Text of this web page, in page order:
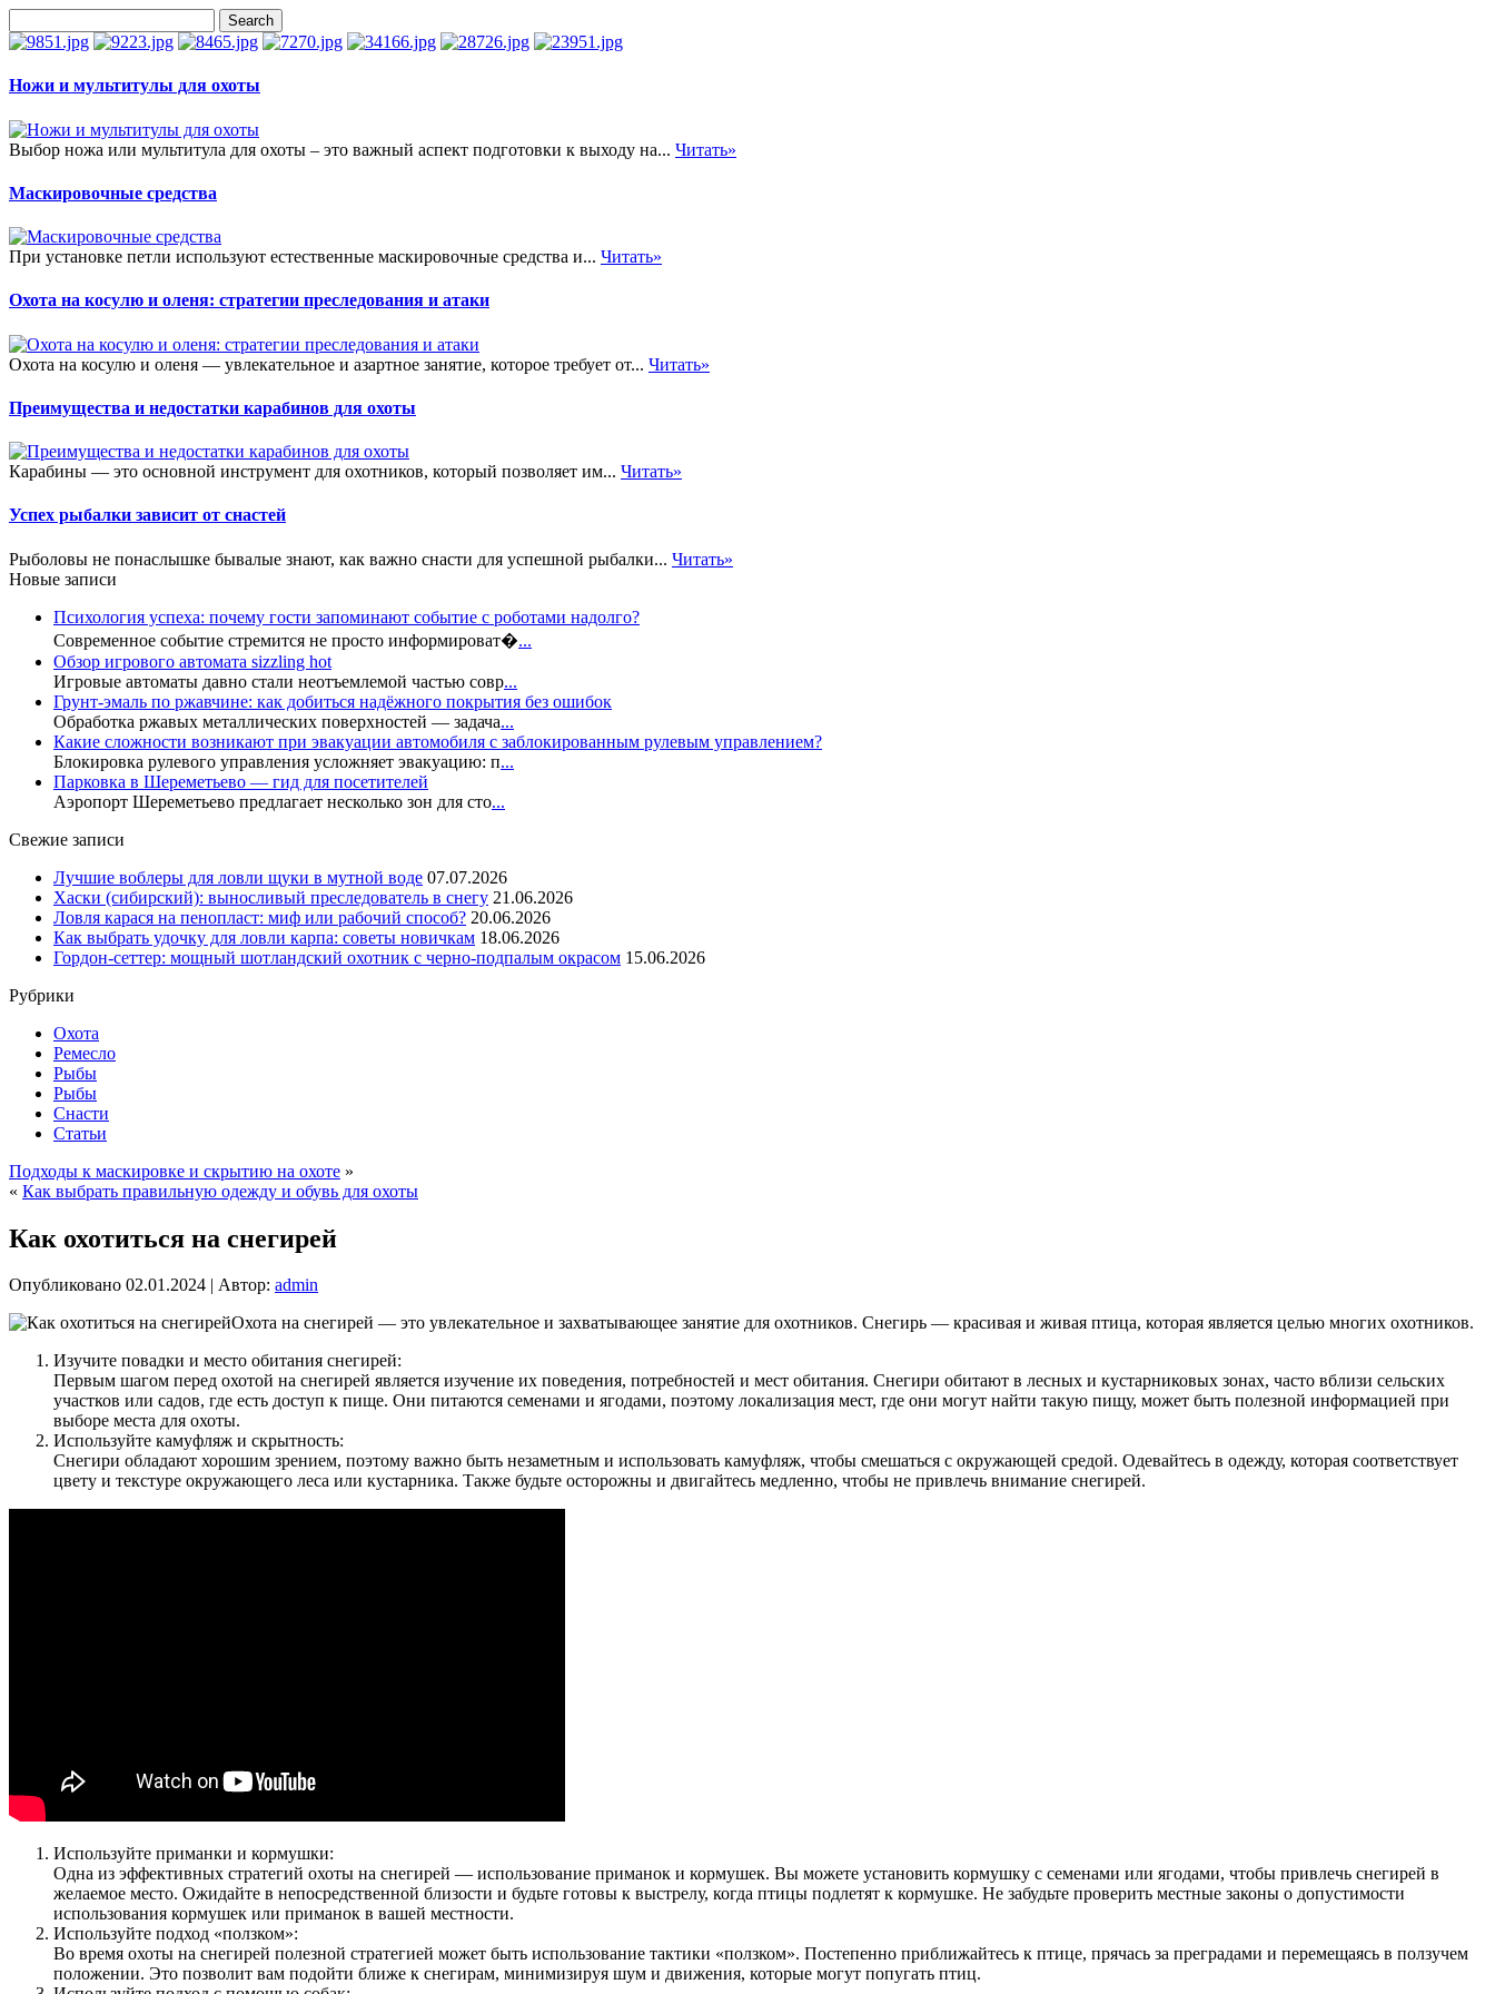
Ножи и мультитулы для охоты
Выбор ножа или мультитула для охоты – это важный аспект подготовки к выходу на... Читать»
Маскировочные средства
При установке петли используют естественные маскировочные средства и... Читать»
Охота на косулю и оленя: стратегии преследования и атаки
Охота на косулю и оленя — увлекательное и азартное занятие, которое требует от... Читать»
Преимущества и недостатки карабинов для охоты
Карабины — это основной инструмент для охотников, который позволяет им... Читать»
Успех рыбалки зависит от снастей
Рыболовы не понаслышке бывалые знают, как важно снасти для успешной рыбалки... Читать»
Новые записи
Психология успеха: почему гости запоминают событие с роботами надолго?
Современное событие стремится не просто информироват�...
Обзор игрового автомата sizzling hot
Игровые автоматы давно стали неотъемлемой частью совр...
Грунт-эмаль по ржавчине: как добиться надёжного покрытия без ошибок
Обработка ржавых металлических поверхностей — задача...
Какие сложности возникают при эвакуации автомобиля с заблокированным рулевым управлением?
Блокировка рулевого управления усложняет эвакуацию: п...
Парковка в Шереметьево — гид для посетителей
Аэропорт Шереметьево предлагает несколько зон для сто...
Свежие записи
Лучшие воблеры для ловли щуки в мутной воде 07.07.2026
Хаски (сибирский): выносливый преследователь в снегу 21.06.2026
Ловля карася на пенопласт: миф или рабочий способ? 20.06.2026
Как выбрать удочку для ловли карпа: советы новичкам 18.06.2026
Гордон-сеттер: мощный шотландский охотник с черно-подпалым окрасом 15.06.2026
Рубрики
Охота
Ремесло
Рыбы
Рыбы
Снасти
Статьи
Подходы к маскировке и скрытию на охоте »
« Как выбрать правильную одежду и обувь для охоты
Как охотиться на снегирей
Опубликовано 02.01.2024 Автор: admin
Охота на снегирей — это увлекательное и захватывающее занятие для охотников. Снегирь — красивая и живая птица, которая является целью многих охотников.
Изучите повадки и место обитания снегирей:
Первым шагом перед охотой на снегирей является изучение их поведения, потребностей и мест обитания. Снегири обитают в лесных и кустарниковых зонах, часто вблизи сельских
участков или садов, где есть доступ к пище. Они питаются семенами и ягодами, поэтому локализация мест, где они могут найти такую пищу, может быть полезной информацией при
выборе места для охоты.
Используйте камуфляж и скрытность:
Снегири обладают хорошим зрением, поэтому важно быть незаметным и использовать камуфляж, чтобы смешаться с окружающей средой. Одевайтесь в одежду, которая соответствует
цвету и текстуре окружающего леса или кустарника. Также будьте осторожны и двигайтесь медленно, чтобы не привлечь внимание снегирей.
Используйте приманки и кормушки:
Одна из эффективных стратегий охоты на снегирей — использование приманок и кормушек. Вы можете установить кормушку с семенами или ягодами, чтобы привлечь снегирей в
желаемое место. Ожидайте в непосредственной близости и будьте готовы к выстрелу, когда птицы подлетят к кормушке. Не забудьте проверить местные законы о допустимости
использования кормушек или приманок в вашей местности.
Используйте подход «ползком»:
Во время охоты на снегирей полезной стратегией может быть использование тактики «ползком». Постепенно приближайтесь к птице, прячась за преградами и перемещаясь в ползучем
положении. Это позволит вам подойти ближе к снегирам, минимизируя шум и движения, которые могут попугать птиц.